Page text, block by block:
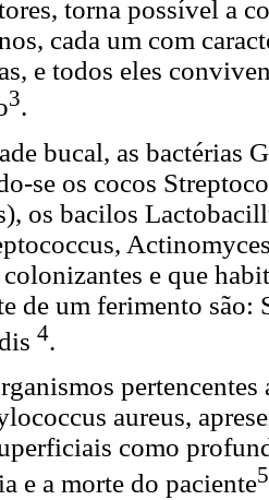
torna possível a
cada um com
e todos eles
3.
bucal, as bactérias
se os cocos
os bacilos
e que
de um ferimento são:
4.
aureus,
como
e a morte do paciente5